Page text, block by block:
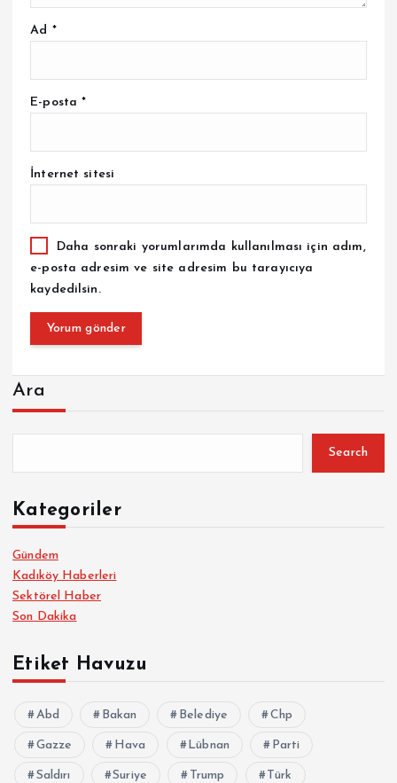
Ad *
E-posta*
İnternet sitesi
Daha sonraki yorumlarımda kullanılması için adım,
e-posta adresim ve site adresim bu tarayıcıya
kaydedilsin.
Ara
Search
Kategoriler
Gündem
Kadıköy Haberleri
Sektörel Haber
Son Dakika
Etiket Havuzu
Abd Bakan Belediye Chp
Gazze Hava Lübnan Parti
Saldırı Suriye Trump Türk